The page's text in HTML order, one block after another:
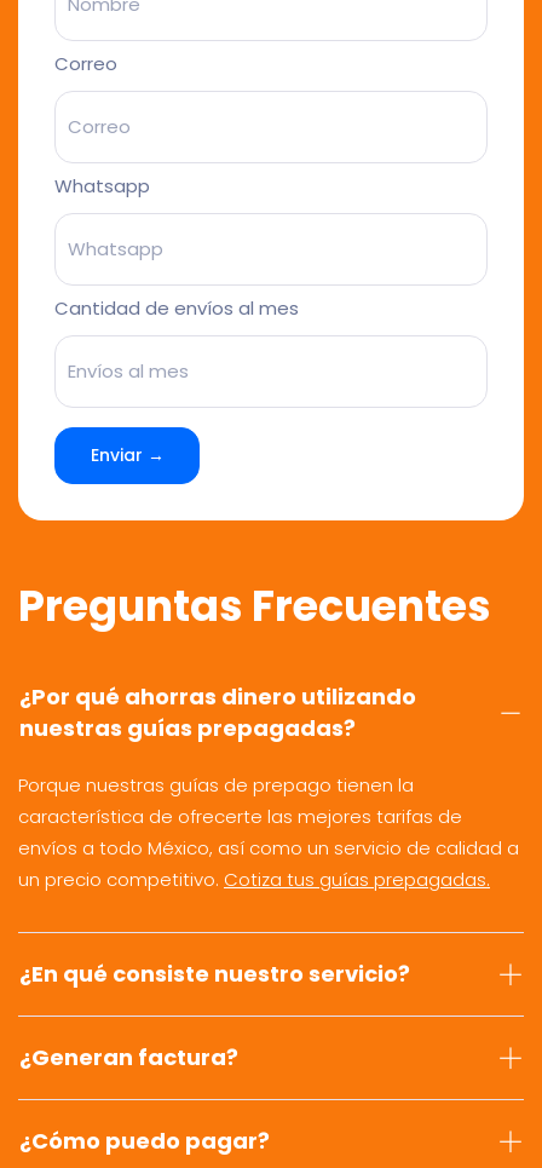
Correo
Whatsapp
Cantidad de envíos al mes
Enviar →
Preguntas Frecuentes
¿Por qué ahorras dinero utilizando
nuestras guías prepagadas?
Porque nuestras guías de prepago tienen la
característica de ofrecerte las mejores tarifas de
envíos a todo México, así como un servicio de calidad a
un precio competitivo. Cotiza tus guías prepagadas.
¿En qué consiste nuestro servicio?
¿Generan factura?
¿Cómo puedo pagar?